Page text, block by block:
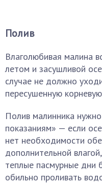
Полив
Влаголюбивая малина
летом и засушливой
случае не должно
пересушенную
Полив малинника
показаниям» — если
нет необходимости
дополнительной
теплые пасмурные дни
обильно проливать